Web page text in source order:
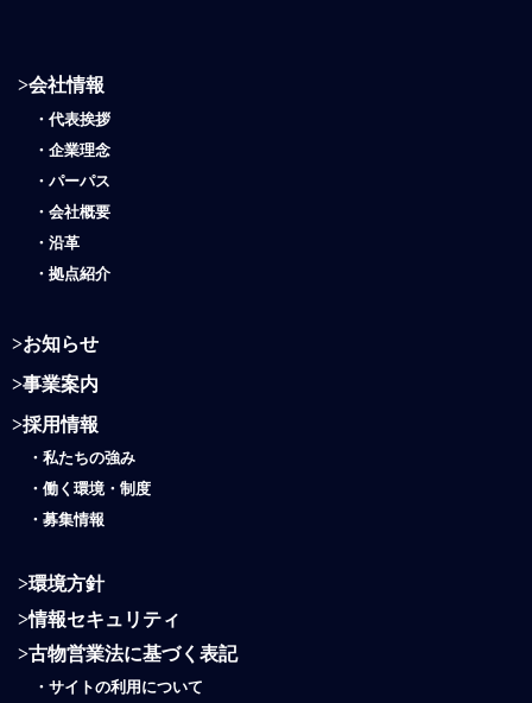
>会社情報
・ 代表挨拶
・ 企業理念
・ パーパス
・ 会社概要
・ 沿革
・ 拠点紹介
>お知らせ
>事業案内
>採用情報
・ 私たちの強み
・働く環境・制度
・ 募集情報
>環境方針
>情報セキュリティ
>古物営業法に基づく表記
・ サイトの利用について